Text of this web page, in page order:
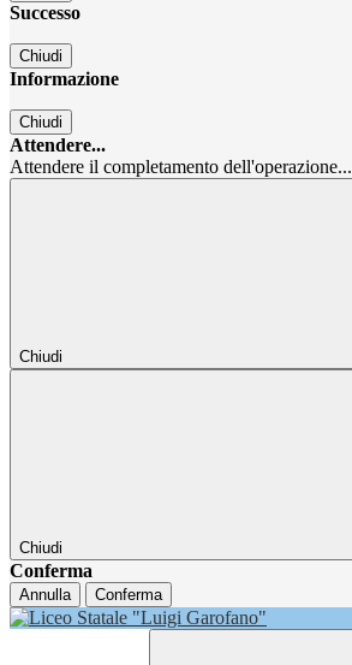
Successo
Chiudi
Informazione
Chiudi
Attendere...
Attendere il completamento dell'operazione...
Chiudi
Chiudi
Conferma
Annulla Conferma